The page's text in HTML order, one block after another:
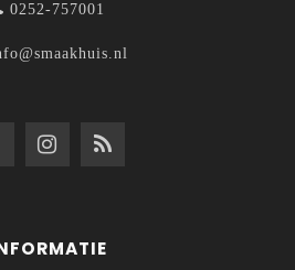
0252-757001